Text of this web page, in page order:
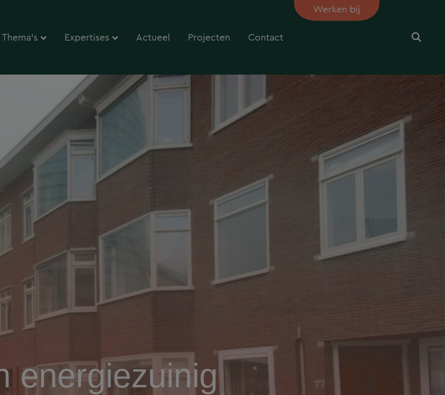
Thema’s Expertises Actueel Projecten Contact
Werken bij
energiezuinig